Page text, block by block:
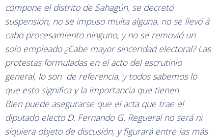
compone el distrito de Sahagún, se decretó
suspensión, no se impuso multa alguna, no se llevó á
cabo procesamiento ninguno, y no se removió un
solo empleado ¿Cabe mayor sinceridad electoral? Las
protestas formuladas en el acto del escrutinio
general, lo son de referencia, y todos sabemos lo
que esto significa y la importancia que tienen.
Bien puede asegurarse que el acta que trae el
diputado electo D. Fernando G. Regueral no será ni
siquiera objeto de discusión, y figurará entre las más